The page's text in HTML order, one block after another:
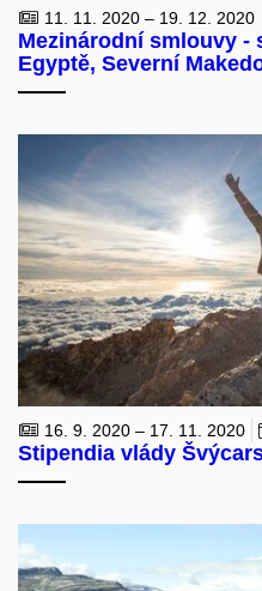
11. 11. 2020 – 19. 12. 2020
Mezinárodní smlouvy -
Egyptě, Severní
16. 9. 2020 – 17. 11. 2020
Stipendia vlády